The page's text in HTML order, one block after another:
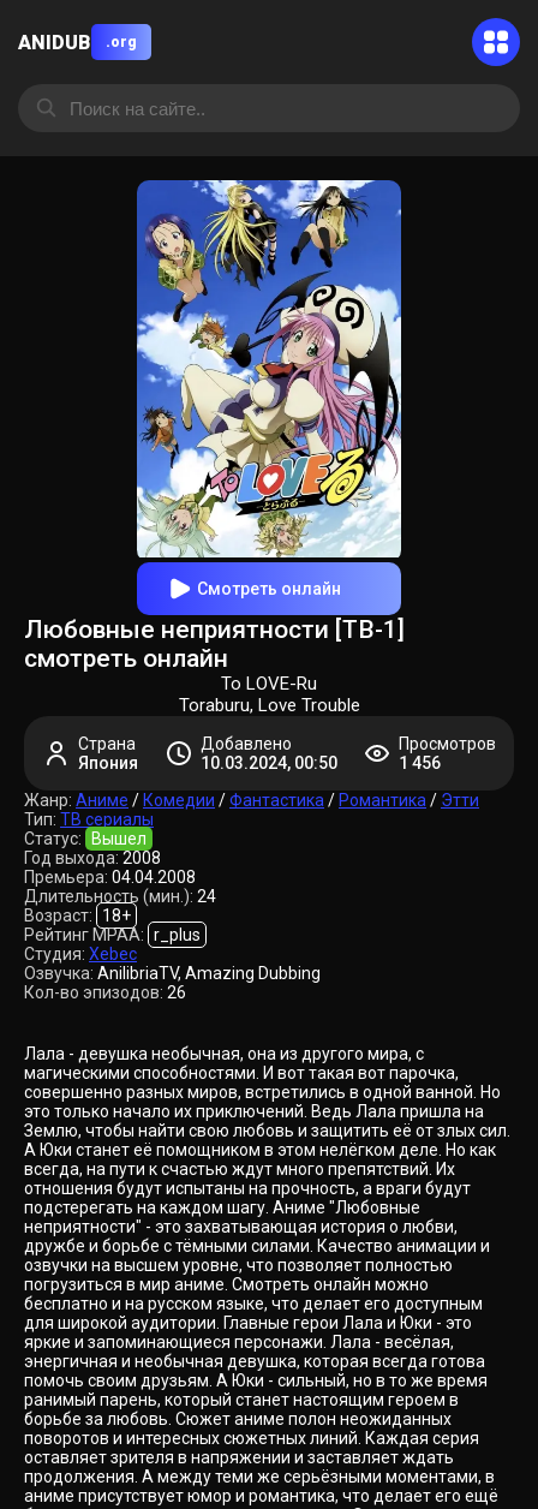
ANIDUB .org
Смотреть онлайн
Любовные неприятности [ТВ-1]
смотреть онлайн
To LOVE-Ru
Toraburu, Love Trouble
Страна
Япония
Добавлено
10.03.2024, 00:50
Просмотров
1 456
Жанр: Аниме / Комедии /Фантастика/ Романтика/ Этти
Тип: ТВ сериалы
Статус:
Вышел
Год выхода: 2008
Премьера: 04.04.2008
Длительность (мин.): 24
Возраст:
18+
Рейтинг MPAA: r_plus
Студия: Xebec
Озвучка: AnilibriaTV, Amazing Dubbing
Кол-во эпизодов: 26
Лала - девушка необычная, она из другого мира, с
магическими способностями. И вот такая вот парочка,
совершенно разных миров, встретились в одной ванной. Но
это только начало их приключений. Ведь Лала пришла на
Землю, чтобы найти свою любовь и защитить её от злых сил.
А Юки станет её помощником в этом нелёгком деле. Но как
всегда, на пути к счастью ждут много препятствий. Их
отношения будут испытаны на прочность, а враги будут
подстерегать на каждом шагу. Аниме "Любовные
неприятности" - это захватывающая история о любви,
дружбе и борьбе с тёмными силами. Качество анимации и
озвучки на высшем уровне, что позволяет полностью
погрузиться в мир аниме. Смотреть онлайн можно
бесплатно и на русском языке, что делает его доступным
для широкой аудитории. Главные герои Лала и Юки - это
яркие и запоминающиеся персонажи. Лала - весёлая,
энергичная и необычная девушка, которая всегда готова
помочь своим друзьям. А Юки - сильный, но в то же время
ранимый парень, который станет настоящим героем в
борьбе за любовь. Сюжет аниме полон неожиданных
поворотов и интересных сюжетных линий. Каждая серия
оставляет зрителя в напряжении и заставляет ждать
продолжения. А между теми же серьёзными моментами, в
аниме присутствует юмор и романтика, что делает его ещё